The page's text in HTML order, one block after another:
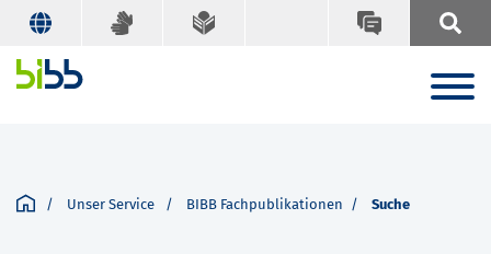
Unser Service BIBB Fachpublikationen Suche